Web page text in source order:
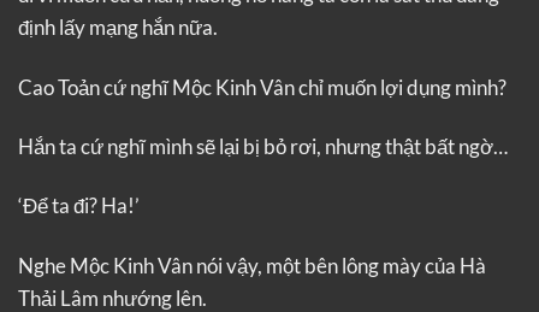
định lấy mạng hắn nữa.
Cao Toản cứ nghĩ Mộc Kinh Vân chỉ muốn lợi dụng mình?
Hắn ta cứ nghĩ mình sẽ lại bị bỏ rơi, nhưng thật bất ngờ…
‘Để ta đi? Ha!’
Nghe Mộc Kinh Vân nói vậy, một bên lông mày của Hà
Thải Lâm nhướng lên.